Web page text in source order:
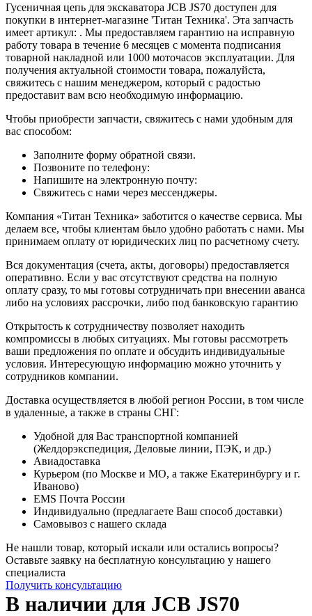
Гусеничная цепь для экскаватора JCB JS70 доступен для
покупки в интернет-магазине 'Титан Техника'. Эта запчасть
имеет артикул: . Мы предоставляем гарантию на исправную
работу товара в течение 6 месяцев с момента подписания
товарной накладной или 1000 моточасов эксплуатации. Для
получения актуальной стоимости товара, пожалуйста,
свяжитесь с нашим менеджером, который с радостью
предоставит вам всю необходимую информацию.
Чтобы приобрести запчасти, свяжитесь с нами удобным для
вас способом:
Заполните форму обратной связи.
Позвоните по телефону:
Напишите на электронную почту:
Свяжитесь с нами через мессенджеры.
Компания «Титан Техника» заботится о качестве сервиса. Мы
делаем все, чтобы клиентам было удобно работать с нами. Мы
принимаем оплату от юридических лиц по расчетному счету.
Вся документация (счета, акты, договоры) предоставляется
оперативно. Если у вас отсутствуют средства на полную
оплату сразу, то мы готовы сотрудничать при внесении аванса
либо на условиях рассрочки, либо под банковскую гарантию
Открытость к сотрудничеству позволяет находить
компромиссы в любых ситуациях. Мы готовы рассмотреть
ваши предложения по оплате и обсудить индивидуальные
условия. Интересующую информацию можно уточнить у
сотрудников компании.
Доставка осуществляется в любой регион России, в том числе
в удаленные, а также в страны СНГ:
Удобной для Вас транспортной компанией
(Желдорэкспедиция, Деловые линии, ПЭК, и др.)
Авиадоставка
Курьером (по Москве и МО, а также Екатеринбургу и г.
Иваново)
EMS Почта России
Индивидуально (предлагаете Ваш способ доставки)
Самовывоз с нашего склада
Не нашли товар, который искали или остались вопросы?
Оставьте заявку на бесплатную консультацию у нашего
специалиста
Получить консультацию
В наличии для JCB JS70